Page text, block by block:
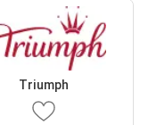
Triumph